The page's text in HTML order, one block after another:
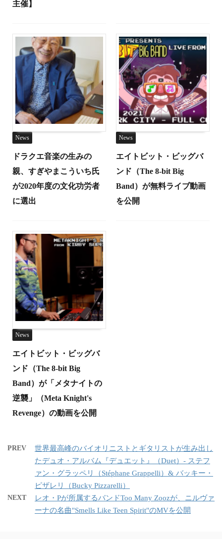
主催】
News
ドラクエ音楽の生みの
親、すぎやまこういち氏
が2020年度の文化功労者
に選出
News
エイトビット・ビッグバ
ンド（The 8-bit Big
Band）が無料ライブ動画
を公開
News
エイトビット・ビッグバ
ンド（The 8-bit Big
Band）が「メタナイトの
逆襲」（Meta Knight's
Revenge）の動画を公開
PREV
世界最高峰のバイオリニストとギタリストが生み出し
たデュオ・アルバム『デュエット』（Duet）- ステフ
ァン・グラッペリ（Stéphane Grappelli）& バッキー・
ピザレリ（Bucky Pizzarelli）
NEXT
レオ・Pが所属するバンドToo Many Zoozが、ニルヴァ
ーナの名曲"Smells Like Teen Spirit"のMVを公開